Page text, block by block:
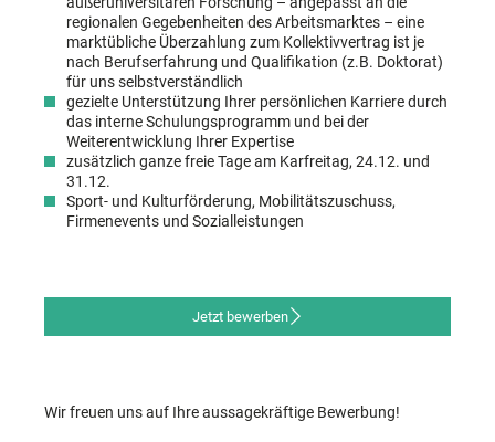
regionalen Gegebenheiten des Arbeitsmarktes – eine
marktübliche Überzahlung zum Kollektivvertrag ist je
nach Berufserfahrung und Qualifikation (z.B. Doktorat)
für uns selbstverständlich
gezielte Unterstützung Ihrer persönlichen Karriere durch
das interne Schulungsprogramm und bei der
Weiterentwicklung Ihrer Expertise
zusätzlich ganze freie Tage am Karfreitag, 24.12. und
31.12.
Sport- und Kulturförderung, Mobilitätszuschuss,
Firmenevents und Sozialleistungen
Jetzt bewerben
Wir freuen uns auf Ihre aussagekräftige Bewerbung!